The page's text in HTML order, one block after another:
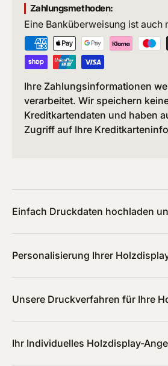
Zahlungsmethoden:
Eine Banküberweisung ist auch
Ihre Zahlungsinformationen
verarbeitet. Wir speichern
Kreditkartendaten und haben
Zugriff auf Ihre
Einfach Druckdaten hochladen
Personalisierung Ihrer
Unsere Druckverfahren für Ihre
Ihr Individuelles Holzdisplay-